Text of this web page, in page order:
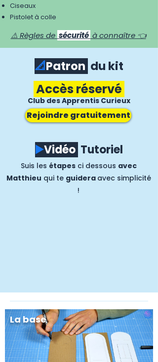
Ciseaux
Pistolet à colle
⚠️ Règles de sécurité à connaître 👈
📐Patron du kit
Accès réservé
Club des Apprentis Curieux
Rejoindre gratuitement
▶️Vidéo Tutoriel
Suis les étapesci dessous avec
Matthieu qui te guidera avec simplicité
!
La base